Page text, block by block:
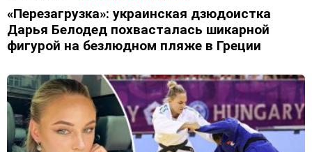
«Перезагрузка»: украинская дзюдоистка
Дарья Белодед похвасталась шикарной
фигурой на безлюдном пляже в Греции